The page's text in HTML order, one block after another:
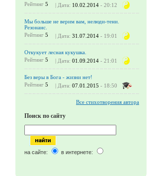
Рейтинг 5 | Дата: 10.02.2014 - 20:12
Мы больше не верим вам, нелюди-тени.
Резонанс.
Рейтинг 5 | Дата: 31.07.2014 - 19:01
Откукует лесная кукушка.
Рейтинг 5 | Дата: 01.09.2014 - 21:01
Без веры в Бога - жизни нет!
Рейтинг 5 | Дата: 07.01.2015 - 18:50
Все стихотворения автора
Поиск по сайту
на сайте: в интернете: